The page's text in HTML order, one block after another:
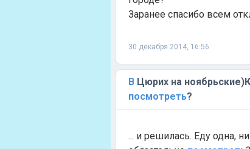
Заранее спасибо всем
30 декабря 2014, 16:56
В Цюрих на
посмотреть?
... и решилась. Еду одна,